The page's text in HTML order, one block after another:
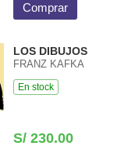
Comprar
LOS DIBUJOS
FRANZ KAFKA
En stock
S/ 230.00